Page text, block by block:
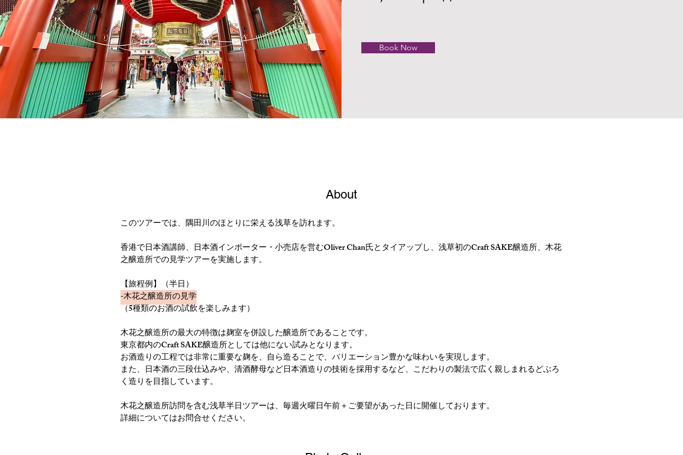
Book Now
About
このツアーでは、隅田川のほとりに栄える浅草を訪れます。
香港で日本酒講師、日本酒インポーター・小売店を営むOliver Chan氏とタイアップし、浅草初のCraft SAKE醸造所、木花
之醸造所での見学ツアーを実施します。
【旅程例】（半日）
-木花之醸造所の見学
（5種類のお酒の試飲を楽しみます）
木花之醸造所の最大の特徴は麹室を併設した醸造所であることです。
東京都内のCraft SAKE醸造所としては他にない試みとなります。
お酒造りの工程では非常に重要な麹を、自ら造ることで、バリエーション豊かな味わいを実現します。
また、日本酒の三段仕込みや、清酒酵母など日本酒造りの技術を採用するなど、こだわりの製法で広く親しまれるどぶろ
く造りを目指しています。
木花之醸造所訪問を含む浅草半日ツアーは、毎週火曜日午前＋ご要望があった日に開催しております。
詳細についてはお問合せください。